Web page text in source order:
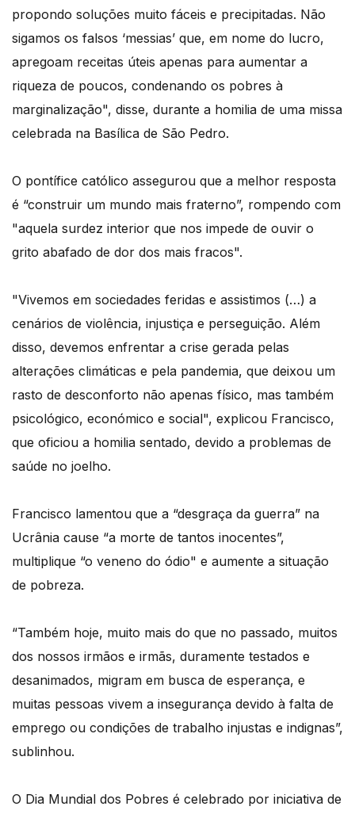
propondo soluções muito fáceis e precipitadas. Não
sigamos os falsos ‘messias’ que, em nome do lucro,
apregoam receitas úteis apenas para aumentar a
riqueza de poucos, condenando os pobres à
marginalização", disse, durante a homilia de uma missa
celebrada na Basílica de São Pedro.
O pontífice católico assegurou que a melhor resposta
é “construir um mundo mais fraterno”, rompendo com
"aquela surdez interior que nos impede de ouvir o
grito abafado de dor dos mais fracos".
"Vivemos em sociedades feridas e assistimos (…) a
cenários de violência, injustiça e perseguição. Além
disso, devemos enfrentar a crise gerada pelas
alterações climáticas e pela pandemia, que deixou um
rasto de desconforto não apenas físico, mas também
psicológico, económico e social", explicou Francisco,
que oficiou a homilia sentado, devido a problemas de
saúde no joelho.
Francisco lamentou que a “desgraça da guerra” na
Ucrânia cause “a morte de tantos inocentes”,
multiplique “o veneno do ódio" e aumente a situação
de pobreza.
“Também hoje, muito mais do que no passado, muitos
dos nossos irmãos e irmãs, duramente testados e
desanimados, migram em busca de esperança, e
muitas pessoas vivem a insegurança devido à falta de
emprego ou condições de trabalho injustas e indignas”,
sublinhou.
O Dia Mundial dos Pobres é celebrado por iniciativa de